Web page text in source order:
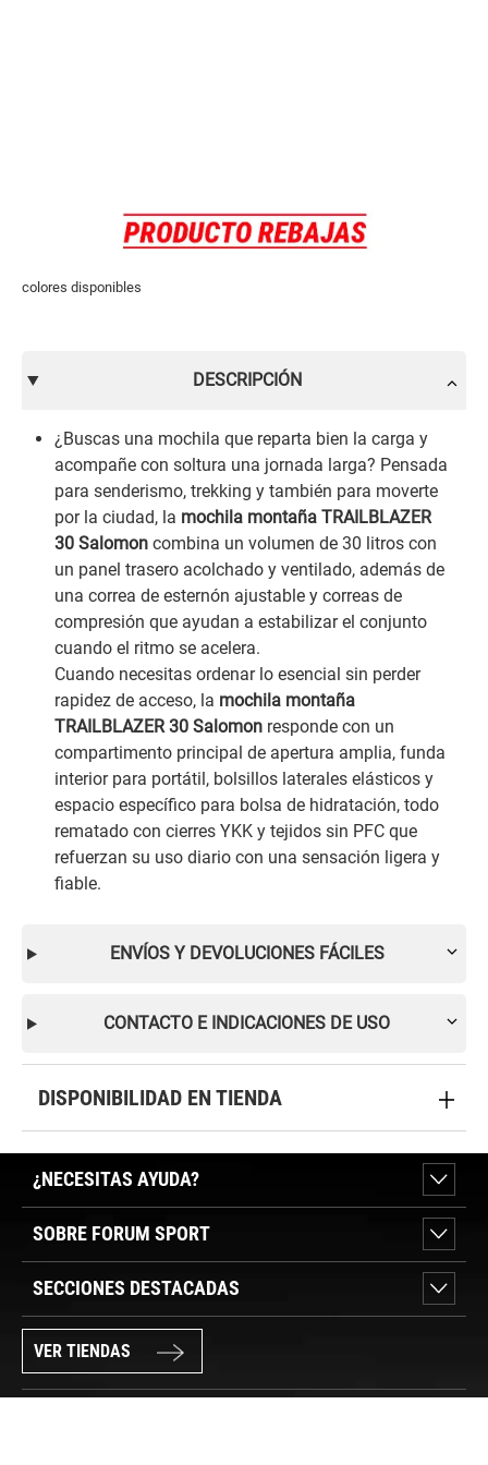
colores disponibles
DESCRIPCIÓN
¿Buscas una mochila que reparta bien la carga y
acompañe con soltura una jornada larga? Pensada
para senderismo, trekking y también para moverte
por la ciudad, la mochila montaña TRAILBLAZER
30 Salomon combina un volumen de 30 litros con
un panel trasero acolchado y ventilado, además de
una correa de esternón ajustable y correas de
compresión que ayudan a estabilizar el conjunto
cuando el ritmo se acelera.
Cuando necesitas ordenar lo esencial sin perder
rapidez de acceso, la mochila montaña
TRAILBLAZER 30 Salomon responde con un
compartimento principal de apertura amplia, funda
interior para portátil, bolsillos laterales elásticos y
espacio específico para bolsa de hidratación, todo
rematado con cierres YKK y tejidos sin PFC que
refuerzan su uso diario con una sensación ligera y
fiable.
ENVÍOS Y DEVOLUCIONES FÁCILES
CONTACTO E INDICACIONES DE USO
DISPONIBILIDAD EN TIENDA
¿NECESITAS AYUDA?
SOBRE FORUM SPORT
SECCIONES DESTACADAS
VER TIENDAS